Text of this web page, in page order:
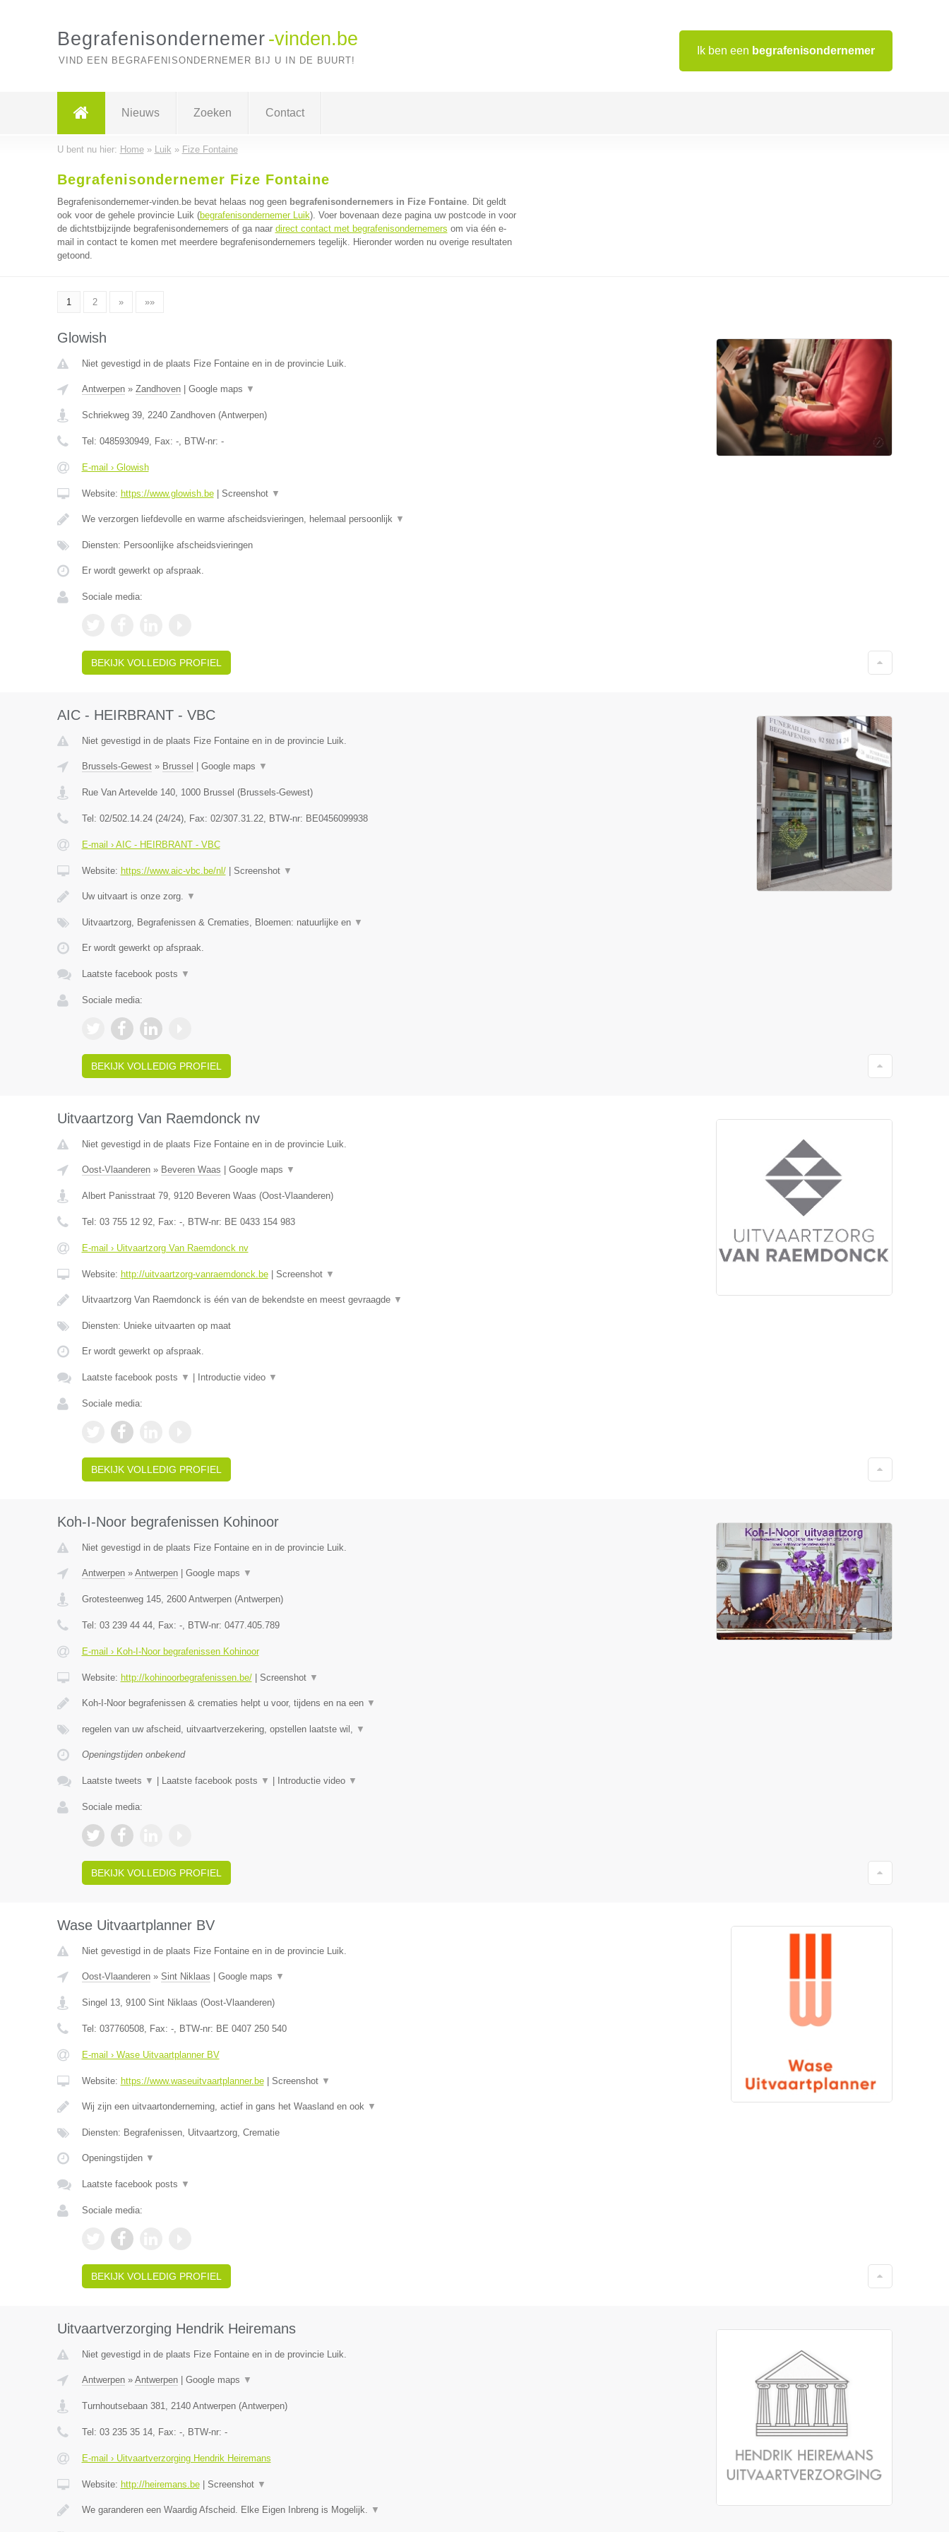
Ik ben een begrafenisondernemer
Begrafenisondernemer -vinden.be
VIND EEN BEGRAFENISONDERNEMER BIJ U IN DE BUURT!
Nieuws Zoeken Contact
U bent nu hier: Home» Luik » Fize Fontaine
Begrafenisondernemer Fize Fontaine
Begrafenisondernemer-vinden.be bevat helaas nog geen begrafenisondernemers in Fize Fontaine. Dit geldt
ook voor de gehele provincie Luik (begrafenisondernemer Luik). Voer bovenaan deze pagina uw postcode in voor
de dichtstbijzijnde begrafenisondernemers of ga naar direct contact met begrafenisondernemers om via één e-
mail in contact te komen met meerdere begrafenisondernemers tegelijk. Hieronder worden nu overige resultaten
getoond.
1 2 » »»
Glowish
Niet gevestigd in de plaats Fize Fontaine en in de provincie Luik.
Antwerpen» Zandhoven| Google maps ▼
Schriekweg 39, 2240 Zandhoven(Antwerpen)
Tel: 0485930949, Fax: -, BTW-nr: -
E-mail › Glowish
Website: https://www.glowish.be| Screenshot ▼
We verzorgen liefdevolle en warme afscheidsvieringen, helemaal persoonlijk ▼
Diensten: Persoonlijke afscheidsvieringen
Er wordt gewerkt op afspraak.
Sociale media:
BEKIJK VOLLEDIG PROFIEL
AIC - HEIRBRANT - VBC
Niet gevestigd in de plaats Fize Fontaine en in de provincie Luik.
Brussels-Gewest» Brussel Google maps ▼
Rue Van Artevelde 140, 1000 Brussel (Brussels-Gewest)
Tel: 02/502.14.24 (24/24), Fax: 02/307.31.22, BTW-nr: BE0456099938
E-mail › AIC - HEIRBRANT - VBC
Website: https://www.aic-vbc.be/nl/| Screenshot ▼
Uw uitvaart is onze zorg. ▼
Uitvaartzorg, Begrafenissen & Crematies, Bloemen: natuurlijke en ▼
Er wordt gewerkt op afspraak.
Laatste facebook posts ▼
Sociale media:
BEKIJK VOLLEDIG PROFIEL
Uitvaartzorg Van Raemdonck nv
Niet gevestigd in de plaats Fize Fontaine en in de provincie Luik.
Oost-Vlaanderen» Beveren Waas Google maps ▼
Albert Panisstraat 79, 9120 Beveren Waas (Oost-Vlaanderen)
Tel: 03 755 12 92, Fax: -, BTW-nr: BE 0433 154 983
E-mail › Uitvaartzorg Van Raemdonck nv
Website: http://uitvaartzorg-vanraemdonck.be| Screenshot ▼
Uitvaartzorg Van Raemdonck is één van de bekendste en meest gevraagde ▼
Diensten: Unieke uitvaarten op maat
Er wordt gewerkt op afspraak.
Laatste facebook posts ▼ Introductie video ▼
Sociale media:
BEKIJK VOLLEDIG PROFIEL
Koh-I-Noor begrafenissen Kohinoor
Niet gevestigd in de plaats Fize Fontaine en in de provincie Luik.
Antwerpen» Antwerpen| Google maps ▼
Grotesteenweg 145, 2600 Antwerpen(Antwerpen)
Tel: 03 239 44 44, Fax: -, BTW-nr: 0477.405.789
E-mail › Koh-I-Noor begrafenissen Kohinoor
Website: http://kohinoorbegrafenissen.be/| Screenshot ▼
Koh-I-Noor begrafenissen & crematies helpt u voor, tijdens en na een ▼
regelen van uw afscheid, uitvaartverzekering, opstellen laatste wil, ▼
Openingstijden onbekend
Laatste tweets ▼ Laatste facebook posts ▼ Introductie video ▼
Sociale media:
BEKIJK VOLLEDIG PROFIEL
Wase Uitvaartplanner BV
Niet gevestigd in de plaats Fize Fontaine en in de provincie Luik.
Oost-Vlaanderen» Sint Niklaas Google maps ▼
Singel 13, 9100 Sint Niklaas (Oost-Vlaanderen)
Tel: 037760508, Fax: -, BTW-nr: BE 0407 250 540
E-mail › Wase Uitvaartplanner BV
Website: https://www.waseuitvaartplanner.be| Screenshot ▼
Wij zijn een uitvaartonderneming, actief in gans het Waasland en ook ▼
Diensten: Begrafenissen, Uitvaartzorg, Crematie
Openingstijden ▼
Laatste facebook posts ▼
Sociale media:
BEKIJK VOLLEDIG PROFIEL
Uitvaartverzorging Hendrik Heiremans
Niet gevestigd in de plaats Fize Fontaine en in de provincie Luik.
Antwerpen» Antwerpen| Google maps ▼
Turnhoutsebaan 381, 2140 Antwerpen(Antwerpen)
Tel: 03 235 35 14, Fax: -, BTW-nr: -
E-mail › Uitvaartverzorging Hendrik Heiremans
Website: http://heiremans.be| Screenshot ▼
We garanderen een Waardig Afscheid. Elke Eigen Inbreng is Mogelijk. ▼